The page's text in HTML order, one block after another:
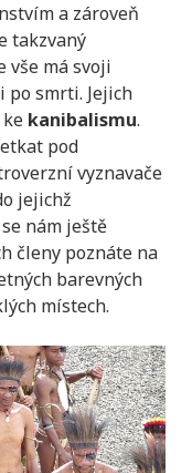
a zároveň
takzvaný
vše má svoji
po smrti. Jejich
kanibalismu.
pod
vyznavače
jejichž
nám ještě
členy poznáte na
barevných
místech.